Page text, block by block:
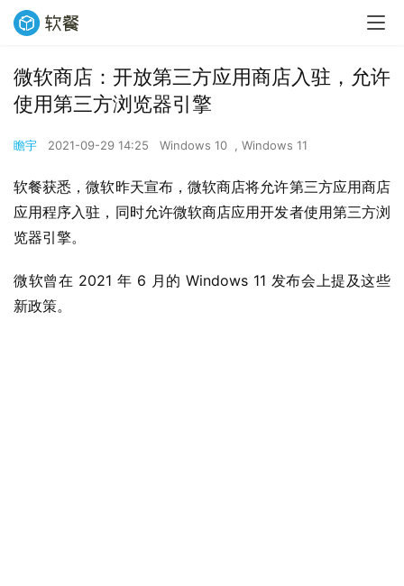
微软商店：开放第三方应用商店入驻，允许
使用第三方浏览器引擎
瞻宇 2021-09-29 14:25 Windows 10 , Windows 11
软餐获悉，微软昨天宣布，微软商店将允许第三方应用商店
应用程序入驻，同时允许微软商店应用开发者使用第三方浏
览器引擎。
微软曾在 2021 年 6 月的 Windows 11 发布会上提及这些
新政策。